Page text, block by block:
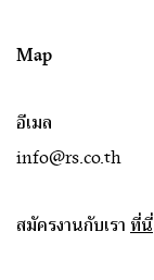
Map
อีเมล
info@rs.co.th
สมัครงานกับเรา ที่นี่